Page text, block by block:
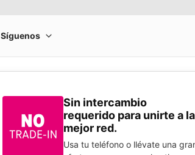
Sin intercambio
requerido para unirte a la
mejor red.
Usa tu teléfono o llévate una